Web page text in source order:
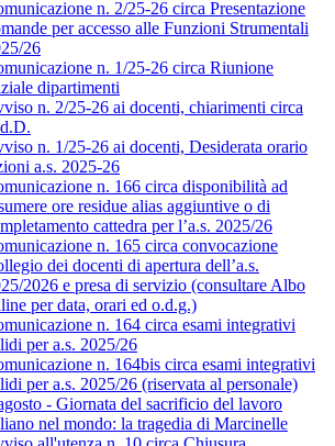
n. 2/25-26 circa Presentazione
per accesso alle Funzioni Strumentali
26
n. 1/25-26 circa Riunione
dipartimenti
n. 2/25-26 ai docenti, chiarimenti circa
n. 1/25-26 ai docenti, Desiderata orario
a.s. 2025-26
n. 166 circa disponibilità ad
ore residue alias aggiuntive o di
cattedra per l’a.s. 2025/26
n. 165 circa convocazione
dei docenti di apertura dell’a.s.
2026 e presa di servizio (consultare Albo
per data, orari ed o.d.g.)
n. 164 circa esami integrativi
per a.s. 2025/26
n. 164bis circa esami integrativi
per a.s. 2025/26 (riservata al personale)
- Giornata del sacrificio del lavoro
nel mondo: la tragedia di Marcinelle